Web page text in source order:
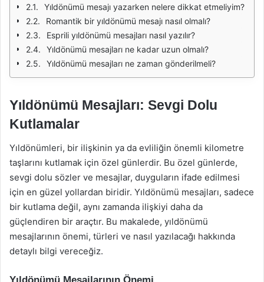
Yıldönümü mesajı yazarken nelere dikkat etmeliyim?
Romantik bir yıldönümü mesajı nasıl olmalı?
Esprili yıldönümü mesajları nasıl yazılır?
Yıldönümü mesajları ne kadar uzun olmalı?
Yıldönümü mesajları ne zaman gönderilmeli?
Yıldönümü Mesajları: Sevgi Dolu
Kutlamalar
Yıldönümleri, bir ilişkinin ya da evliliğin önemli kilometre
taşlarını kutlamak için özel günlerdir. Bu özel günlerde,
sevgi dolu sözler ve mesajlar, duyguların ifade edilmesi
için en güzel yollardan biridir. Yıldönümü mesajları, sadece
bir kutlama değil, aynı zamanda ilişkiyi daha da
güçlendiren bir araçtır. Bu makalede, yıldönümü
mesajlarının önemi, türleri ve nasıl yazılacağı hakkında
detaylı bilgi vereceğiz.
Yıldönümü Mesajlarının Önemi